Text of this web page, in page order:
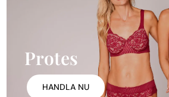
Protes
HANDLA NU